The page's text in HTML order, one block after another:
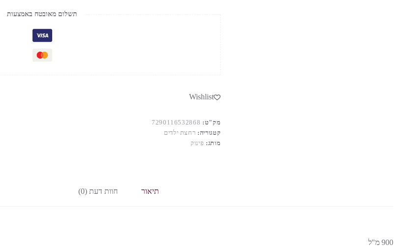
תשלום מאובטח באמצעות
Wishlist
מק"ט: 7290116532868
קטגוריה: רחצת ילדים
מותג: פינוק
תיאור חוות דעת (0)
900 מ"ל